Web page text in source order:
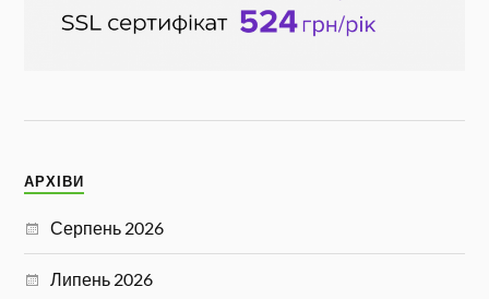
АРХІВИ
Серпень 2026
Липень 2026